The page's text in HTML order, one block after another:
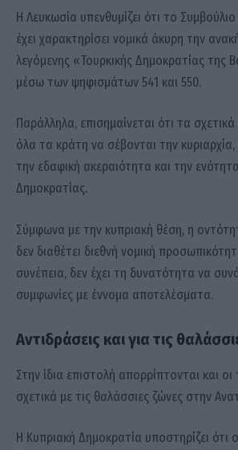
Η Λευκωσία υπενθυμίζει ότι το
έχει χαρακτηρίσει νομικά άκυρη την
λεγόμενης «Τουρκικής Δημοκρατίας της
μέσω των ψηφισμάτων 541 και 550.
Παράλληλα, επισημαίνεται ότι τα
όλα τα κράτη να σέβονται την
την εδαφική ακεραιότητα και την
Δημοκρατίας.
Σύμφωνα με την κυπριακή θέση, η
δεν διαθέτει διεθνή νομική
συνέπεια, δεν έχει τη δυνατότητα να
συμφωνίες με έννομα αποτελέσματα.
Αντιδράσεις και για τις
Στην ίδια επιστολή απορρίπτονται και οι
σχετικά με τις θαλάσσιες ζώνες στην
Η Κυπριακή Δημοκρατία υποστηρίζει ότι